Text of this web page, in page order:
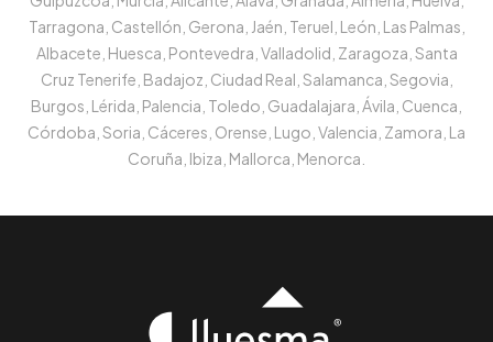
Tarragona, Castellón, Gerona, Jaén, Teruel, León, Las Palmas,
Albacete, Huesca, Pontevedra, Valladolid, Zaragoza, Santa
Cruz Tenerife, Badajoz, Ciudad Real, Salamanca, Segovia,
Burgos, Lérida, Palencia, Toledo, Guadalajara, Ávila, Cuenca,
Córdoba, Soria, Cáceres, Orense, Lugo, Valencia, Zamora, La
Coruña, Ibiza, Mallorca, Menorca.